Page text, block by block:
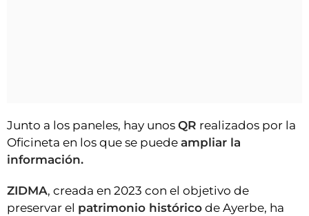
Junto a los paneles, hay unos QR realizados por la
Oficineta en los que se puede ampliar la
información.
ZIDMA, creada en 2023 con el objetivo de
preservar el patrimonio histórico de Ayerbe, ha